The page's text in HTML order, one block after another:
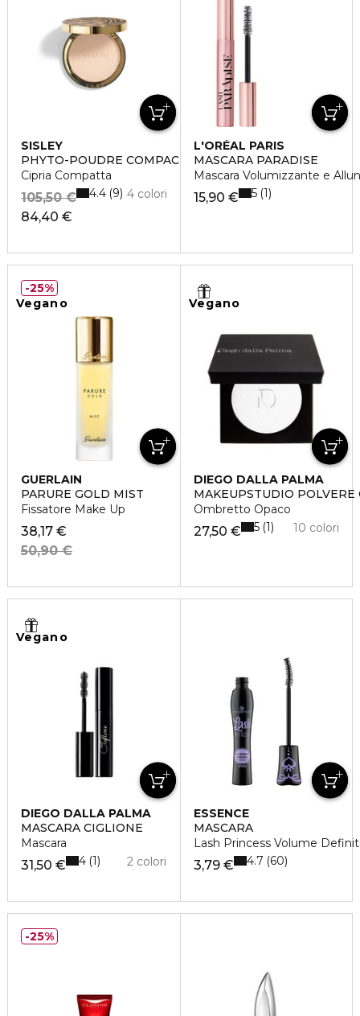
SISLEY
PHYTO-POUDRE COMPACTE
Cipria Compatta
84,40 €
105,50 € 4 colori
4.4 9
L'ORÉAL PARIS
MASCARA PARADISE
Mascara Volumizzante e
15,90 € 5 1
Vegano
GUERLAIN
PARURE GOLD MIST
Fissatore Make Up
38,17 €
50,90 €
25%
Vegano
DIEGO DALLA PALMA
MAKEUPSTUDIO
Ombretto Opaco
27,50 € 10 colori
5 1
Vegano
DIEGO DALLA PALMA
MASCARA CIGLIONE
Mascara
31,50 € 2 colori
4 1
ESSENCE
MASCARA
Lash Princess Volume
3,79 € 4.7 60
25%